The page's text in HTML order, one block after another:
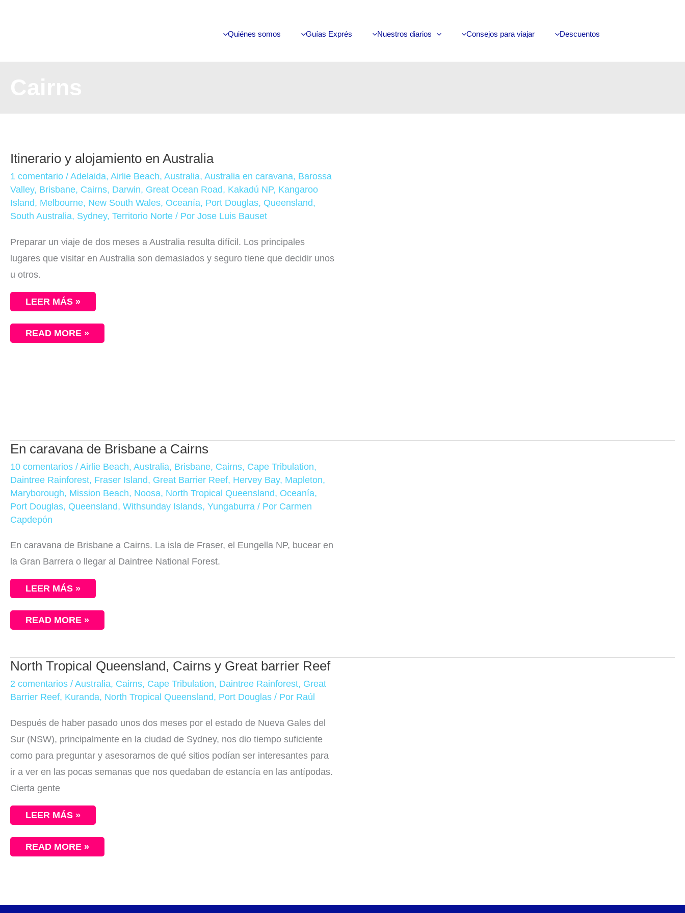
Quiénes somos Guías Exprés Nuestros diarios Consejos para viajar Descuentos
Itinerario y alojamiento en Australia
1 comentario / Adelaida, Airlie Beach, Australia, Australia en caravana, Barossa
Valley, Brisbane, Cairns, Darwin, Great Ocean Road, Kakadú NP, Kangaroo
Island, Melbourne, New South Wales, Oceanía, Port Douglas, Queensland,
South Australia, Sydney, Territorio Norte / Por Jose Luis Bauset
Preparar un viaje de dos meses a Australia resulta difícil. Los principales
lugares que visitar en Australia son demasiados y seguro tiene que decidir unos
u otros.
LEER MÁS »
ITINERARIO
Y
ALOJAMIENTO
EN
AUSTRALIA
READ MORE »
En caravana de Brisbane a Cairns
10 comentarios / Airlie Beach, Australia, Brisbane, Cairns, Cape Tribulation,
Daintree Rainforest, Fraser Island, Great Barrier Reef, Hervey Bay, Mapleton,
Maryborough, Mission Beach, Noosa, North Tropical Queensland, Oceanía,
Port Douglas, Queensland, Withsunday Islands, Yungaburra / Por Carmen
Capdepón
En caravana de Brisbane a Cairns. La isla de Fraser, el Eungella NP, bucear en
la Gran Barrera o llegar al Daintree National Forest.
LEER MÁS »
EN
CARAVANA
DE
BRISBANE
A
CAIRNS
READ MORE »
North Tropical Queensland, Cairns y Great barrier Reef
2 comentarios / Australia, Cairns, Cape Tribulation, Daintree Rainforest, Great
Barrier Reef, Kuranda, North Tropical Queensland, Port Douglas / Por Raúl
Después de haber pasado unos dos meses por el estado de Nueva Gales del
Sur (NSW), principalmente en la ciudad de Sydney, nos dio tiempo suficiente
como para preguntar y asesorarnos de qué sitios podían ser interesantes para
ir a ver en las pocas semanas que nos quedaban de estancía en las antípodas.
Cierta gente
LEER MÁS »
NORTH
TROPICAL
QUEENSLAND,
CAIRNS
Y
BARRIER
REEF
READ MORE »